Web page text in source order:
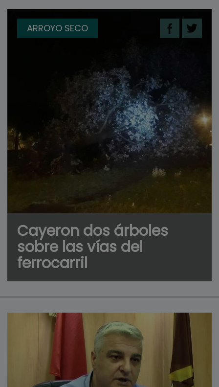
ARROYO SECO
Cayeron dos árboles
sobre las vías del
ferrocarril